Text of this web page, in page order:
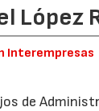
López
Interempresas
de